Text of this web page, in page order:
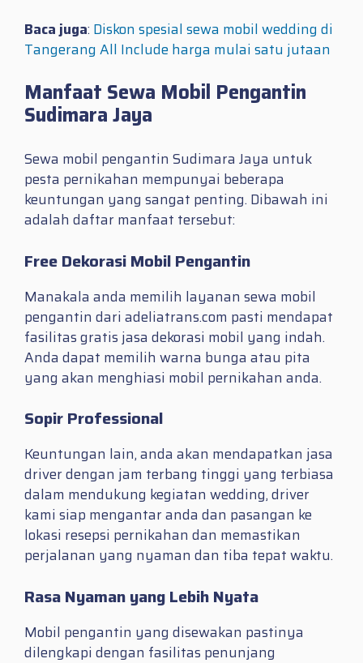
Baca juga: Diskon spesial sewa mobil wedding di
Tangerang All Include harga mulai satu jutaan
Manfaat Sewa Mobil Pengantin
Sudimara Jaya
Sewa mobil pengantin Sudimara Jaya untuk
pesta pernikahan mempunyai beberapa
keuntungan yang sangat penting. Dibawah ini
adalah daftar manfaat tersebut:
Free Dekorasi Mobil Pengantin
Manakala anda memilih layanan sewa mobil
pengantin dari adeliatrans.com pasti mendapat
fasilitas gratis jasa dekorasi mobil yang indah.
Anda dapat memilih warna bunga atau pita
yang akan menghiasi mobil pernikahan anda.
Sopir Professional
Keuntungan lain, anda akan mendapatkan jasa
driver dengan jam terbang tinggi yang terbiasa
dalam mendukung kegiatan wedding, driver
kami siap mengantar anda dan pasangan ke
lokasi resepsi pernikahan dan memastikan
perjalanan yang nyaman dan tiba tepat waktu.
Rasa Nyaman yang Lebih Nyata
Mobil pengantin yang disewakan pastinya
dilengkapi dengan fasilitas penunjang